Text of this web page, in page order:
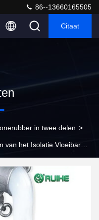
86--13660165505
Citaat
in twee delen >
van het Isolatie Vloeibare